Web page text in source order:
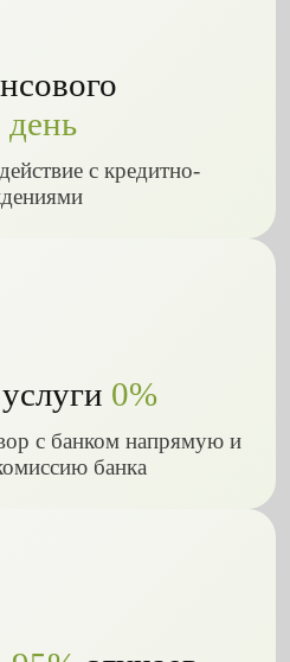
день
с кредитно-
0%
с банком напрямую и
банка